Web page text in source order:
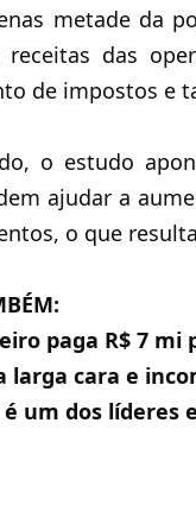
metade da
receitas das
de impostos e
o estudo
ajudar a
o que
paga R$ 7
larga cara e
é um dos líderes